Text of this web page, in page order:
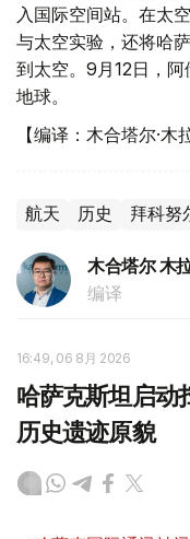
入国际空间站。在太
与太空实验，还将哈
到太空。9月12日，
地球。
【编译：木合塔尔·木
航天 历史 拜科努
木合塔尔 木
编译
16:49, 06 8月 2026
哈萨克斯坦启动
历史遗迹原貌